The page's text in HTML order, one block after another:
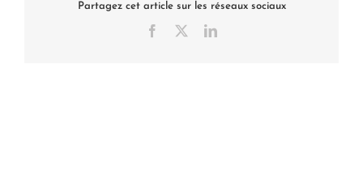
Partagez cet article sur les réseaux sociaux
Facebook LinkedIn